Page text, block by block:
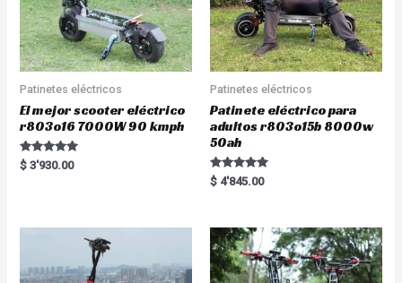
Patinetes eléctricos
El mejor scooter eléctrico
r803o16 7000W 90 kmph
Rated
5.00
$ 3'930.00
Patinetes eléctricos
Patinete eléctrico para
adultos r803o15b 8000w
50ah
Rated
5.00
$ 4'845.00